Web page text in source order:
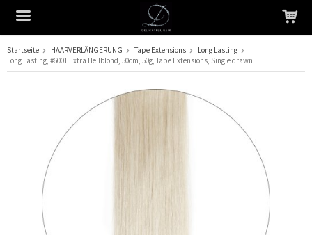
Das Produkt wurde in Ihren Warenkorb gelegt
Startseite HAARVERLÄNGERUNG Tape Extensions
Long Lasting
Long Lasting, #6001 Extra Hellblond, 50cm, 50g, Tape Extensions, Single drawn